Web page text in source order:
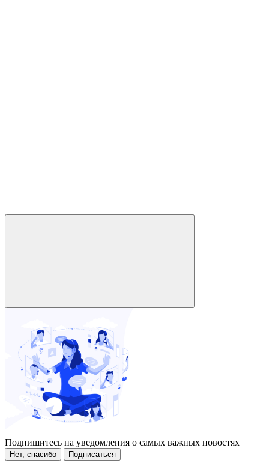
Подпишитесь на уведомления о самых важных новостях
Нет, спасибо Подписаться